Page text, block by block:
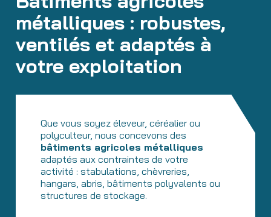
métalliques : robustes,
ventilés et adaptés à
votre exploitation
Que vous soyez éleveur, céréalier ou
polyculteur, nous concevons des
bâtiments agricoles métalliques
adaptés aux contraintes de votre
activité : stabulations, chèvreries,
hangars, abris, bâtiments polyvalents ou
structures de stockage.